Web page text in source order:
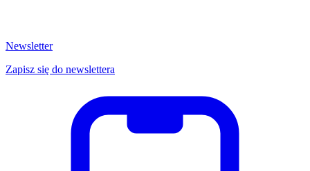
Newsletter
Zapisz się do newslettera